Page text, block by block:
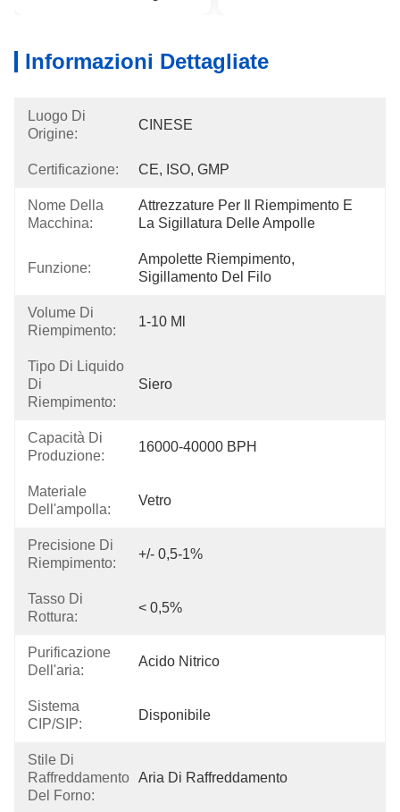
Informazioni Dettagliate
Luogo Di
Origine:
CINESE
Certificazione: CE, ISO, GMP
Nome Della
Macchina:
Attrezzature Per Il Riempimento E
La Sigillatura Delle Ampolle
Funzione:
Ampolette Riempimento,
Sigillamento Del Filo
Volume Di
Riempimento:
1-10 Ml
Tipo Di Liquido
Di
Riempimento:
Siero
Capacità Di
Produzione:
16000-40000 BPH
Materiale
Dell'ampolla:
Vetro
Precisione Di
Riempimento:
+/- 0,5-1%
Tasso Di
Rottura:
< 0,5%
Purificazione
Dell'aria:
Acido Nitrico
Sistema
CIP/SIP:
Disponibile
Stile Di
Raffreddamento
Del Forno:
Aria Di Raffreddamento